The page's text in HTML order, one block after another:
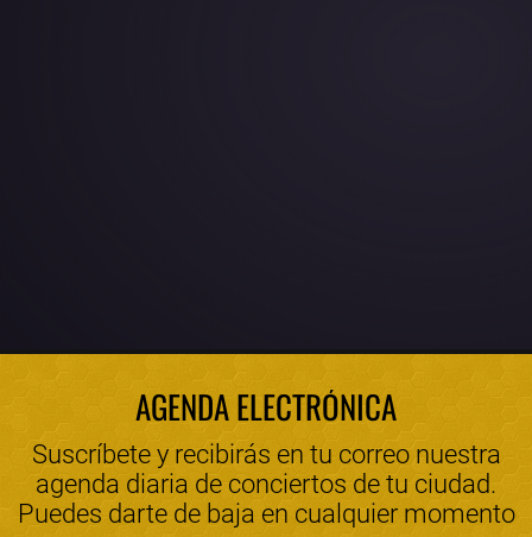
AGENDA ELECTRÓNICA
Suscríbete y recibirás en tu correo nuestra
agenda diaria de conciertos de tu ciudad.
Puedes darte de baja en cualquier momento